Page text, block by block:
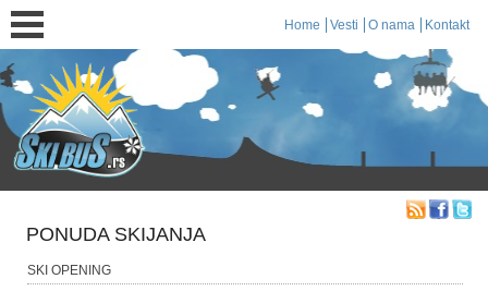
Home Vesti O nama Kontakt
PONUDA SKIJANJA
SKI OPENING